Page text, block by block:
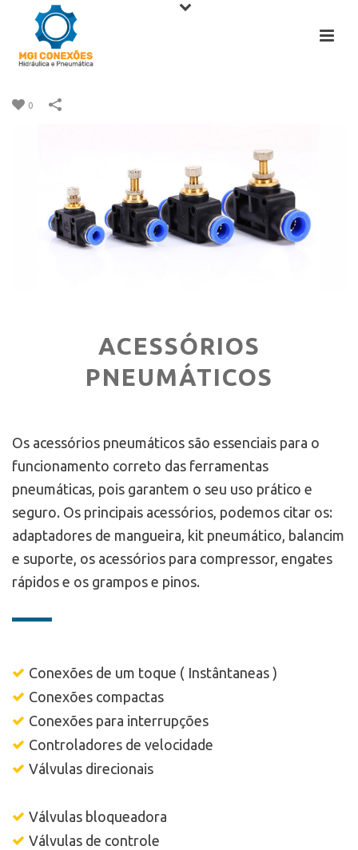
0
ACESSÓRIOS
PNEUMÁTICOS
Os acessórios pneumáticos são essenciais para o
funcionamento correto das ferramentas
pneumáticas, pois garantem o seu uso prático e
seguro. Os principais acessórios, podemos citar os:
adaptadores de mangueira, kit pneumático, balancim
e suporte, os acessórios para compressor, engates
rápidos e os grampos e pinos.
Conexões de um toque ( Instântaneas )
Conexões compactas
Conexões para interrupções
Controladores de velocidade
Válvulas direcionais
Válvulas bloqueadora
Válvulas de controle